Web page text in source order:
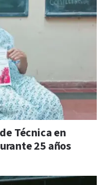
Técnica en
25 años